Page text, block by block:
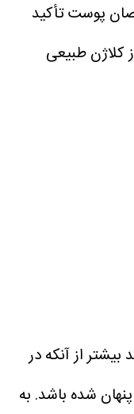
پوست تأکید
کلاژن طبیعی
از آنکه در
شده باشد. به